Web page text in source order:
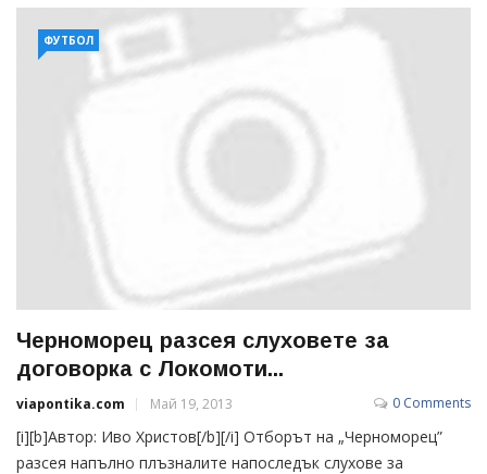
ФУТБОЛ
Черноморец разсея слуховете за
договорка с Локомоти...
viapontika.com Май 19, 2013 0 Comments
[i][b]Автор: Иво Христов[/b][/i] Отборът на „Черноморец”
разсея напълно плъзналите напоследък слухове за